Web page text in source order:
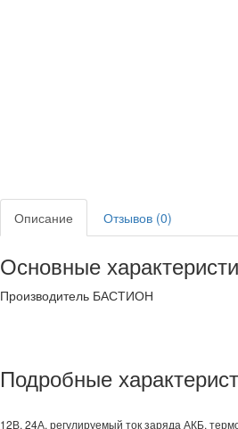
Описание Отзывов (0)
Основные
Производитель БАСТИОН
Подробные
12В, 24А, регулируемый ток заряда АКБ,